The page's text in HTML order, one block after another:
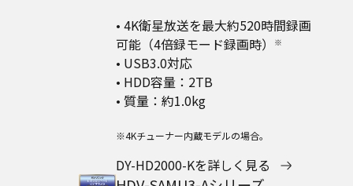
• 4K衛星放送を最大約520時間録画
可能（4倍録モード録画時）
※
• USB3.0対応
• HDD容量：2TB
• 質量：約1.0kg
※4Kチューナー内蔵モデルの場合。
DY-HD2000-Kを詳しく見る